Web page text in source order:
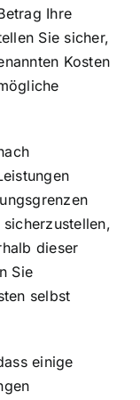
Ihre
Sie sicher,
Kosten
dieser
Sie
selbst
einige